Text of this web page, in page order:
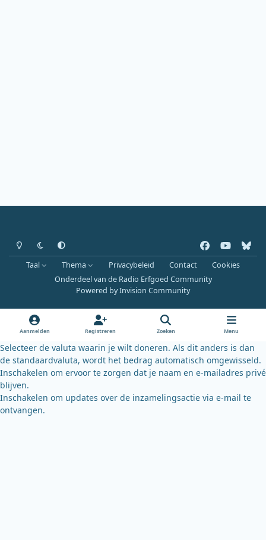
Heldere modus
Donkere modus
Systeemvoorkeur
a
c
e
k
o
u
b
l
u
k
y
Taal Thema Privacybeleid Contact
Cookies
Onderdeel van de Radio Erfgoed Community
Powered byInvision Community
Aanmelden Registreren Zoeken Menu
Selecteer de valuta waarin je wilt doneren. Als dit anders is dan
de standaardvaluta, wordt het bedrag automatisch omgewisseld.
Inschakelen om ervoor te zorgen dat je naam en e-mailadres privé
blijven.
Inschakelen om updates over de inzamelingsactie via e-mail te
ontvangen.